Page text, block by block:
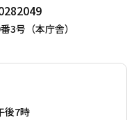
3号（本庁舎）
後7時